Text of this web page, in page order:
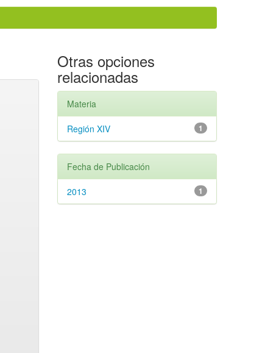
Otras opciones
relacionadas
Materia
1
Región XIV
Fecha de Publicación
1
2013